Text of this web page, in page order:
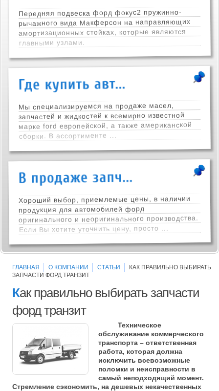
Передняя подвеска форд фокус2 пружинно-
рычажного вида Макферсон на направляющих
амортизационных стойках, которые являются
главными узлами.
Мы специализируемся на продаже масел,
запчастей и жидкостей к всемирно известной
марке ford европейской, а также американской
сборки. В ассортименте ...
Хороший выбор, приемлемые цены, в наличии
продукция для автомобилей форд
оригинального и неоригинального производства.
Если Вы хотите уточнить цену, просто ...
ГЛАВНАЯ О КОМПАНИИ СТАТЬИ
КАК ПРАВИЛЬНО ВЫБИРАТЬ
ЗАПЧАСТИ ФОРД ТРАНЗИТ
Как правильно выбирать запчасти
форд транзит
Техническое
обслуживание коммерческого
транспорта – ответственная
работа, которая должна
исключить всевозможные
поломки и неисправности в
самый неподходящий момент.
Стремление сэкономить, на дешевых некачественных